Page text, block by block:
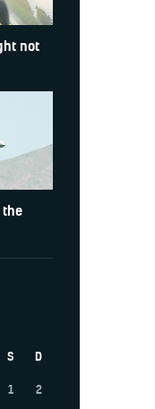
not
S D
1
2